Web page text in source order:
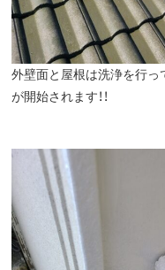
外壁面と屋根は洗浄を行っ
が開始されます！！